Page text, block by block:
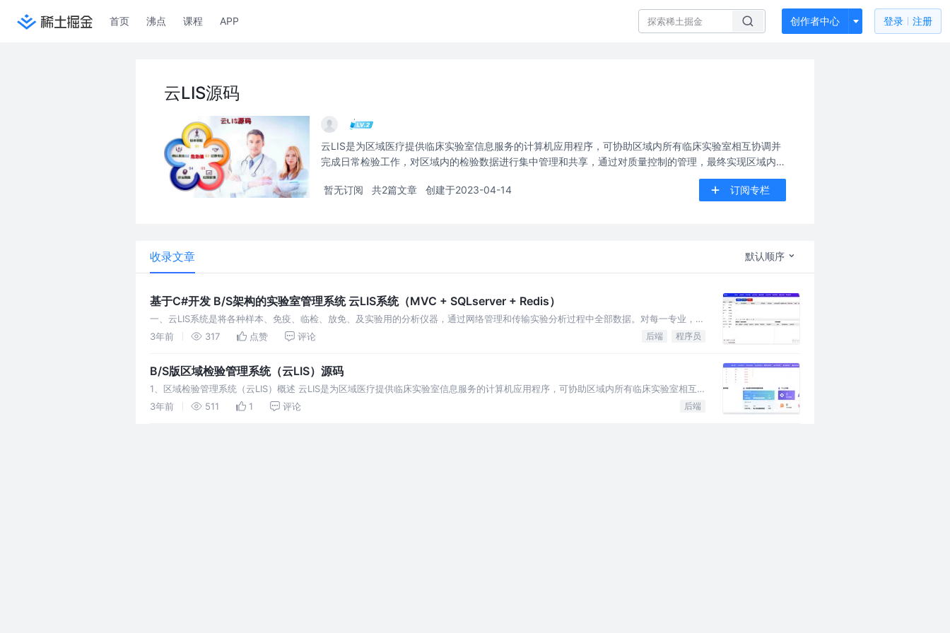
首页 沸点 课程 APP 创作者中心 登录 注册
云LIS源码
云LIS是为区域医疗提供临床实验室信息服务的计算机应用程序，可协助区域内所有临床实验室相互协调并
完成日常检验工作，对区域内的检验数据进行集中管理和共享，通过对质量控制的管理，最终实现区域内检
验结果互认。其目标是以医疗服务机构为主体，以医疗资源和检验信息共享为目标，集成共性技术及医疗服
务关键技术
暂无订阅 共2篇文章 创建于2023-04-14 订阅专栏
收录文章 默认顺序
基于C#开发 B/S架构的实验室管理系统 云LIS系统（MVC + SQLserver + Redis）
一、云LIS系统是将各种样本、免疫、临检、放免、及实验用的分析仪器，通过网络管理和传输实验分析过程中全部数据。对每一专业，实
现检验申请、样本采集、样本核收、联机检验、质量控制、报告审核到报告发布的全环
3年前 317 点赞 评论 后端 程序员
B/S版区域检验管理系统（云LIS）源码
1、区域检验管理系统（云LIS）概述 云LIS是为区域医疗提供临床实验室信息服务的计算机应用程序，可协助区域内所有临床实验室相互
协调并完成日常检验工作，对区域内的检验数据进行集中管理和共享，通过对质量
3年前 511 1 评论 后端